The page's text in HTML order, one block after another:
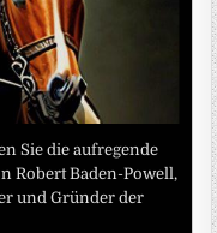
Sie die aufregende
Robert Baden-Powell,
und Gründer der